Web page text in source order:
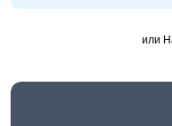
или